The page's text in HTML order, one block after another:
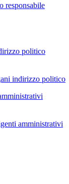
responsabile
politico
indirizzo politico
amministrativi